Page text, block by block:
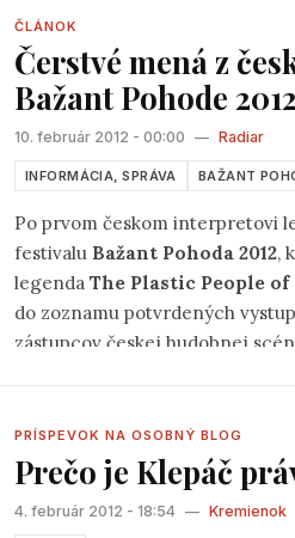
ČLÁNOK
Čerstvé mená z
Bažant Pohode 2012
10. február 2012 - 00:00 — Radiar
INFORMÁCIA, SPRÁVA BAŽANT
Po prvom českom interpretovi
festivalu Bažant Pohoda 2012,
legenda The Plastic People
do zoznamu potvrdených
zástupcov českej hudobnej
PRÍSPEVOK NA OSOBNÝ BLOG
Prečo je Klepáč
4. február 2012 - 18:54 — Kremienok